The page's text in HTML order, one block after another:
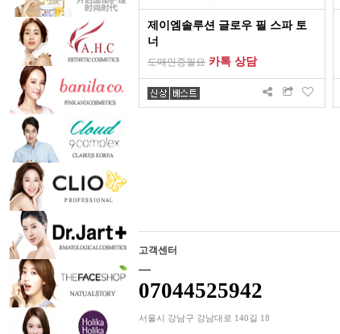
제이엠솔루션 글로우 필 스파 토
너
도매인증필요 카톡 상담
고객센터
07044525942
서울시 강남구 강남대로 140길 18